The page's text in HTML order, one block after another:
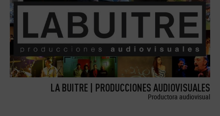
LA BUITRE | PRODUCCIONES AUDIOVISUALES
Productora audiovisual